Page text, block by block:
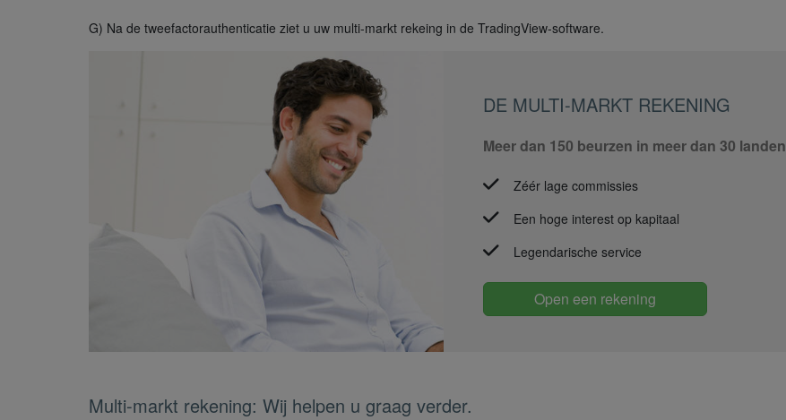
G) Na de tweefactorauthenticatie ziet u uw multi-markt rekeing in de TradingView-software.
DE MULTI-MARKT REKENING
Meer dan 150 beurzen in meer dan 30 landen
Zéér lage commissies
Een hoge interest op kapitaal
Legendarische service
Open een rekening
Multi-markt rekening: Wij helpen u graag verder.